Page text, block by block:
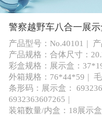
警察越野车八合一展示
产品型号：No.40101
产品规格：合体尺寸：
彩盒规格：展示盒：
外箱规格：76*44*59
条形码：展示盒：
6932363607265
装箱数量/内盒：18展示盒